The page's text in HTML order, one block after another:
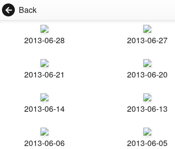
Back
2013-06-28 2013-06-27
2013-06-21 2013-06-20
2013-06-14 2013-06-13
2013-06-06 2013-06-05